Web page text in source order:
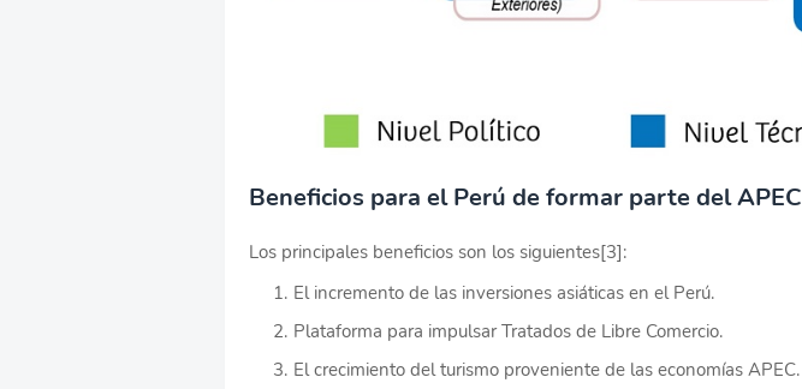
Beneficios para el Perú de formar parte del APEC
Los principales beneficios son los siguientes[3]:
El incremento de las inversiones asiáticas en el Perú.
Plataforma para impulsar Tratados de Libre Comercio.
El crecimiento del turismo proveniente de las economías APEC.